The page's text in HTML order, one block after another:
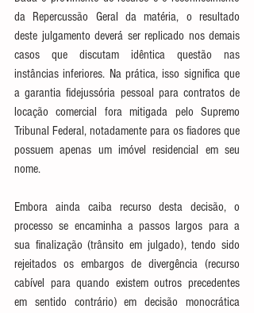
da Repercussão Geral da matéria, o resultado
deste julgamento deverá ser replicado nos demais
casos que discutam idêntica questão nas
instâncias inferiores. Na prática, isso significa que
a garantia fidejussória pessoal para contratos de
locação comercial fora mitigada pelo Supremo
Tribunal Federal, notadamente para os fiadores que
possuem apenas um imóvel residencial em seu
nome.
Embora ainda caiba recurso desta decisão, o
processo se encaminha a passos largos para a
sua finalização (trânsito em julgado), tendo sido
rejeitados os embargos de divergência (recurso
cabível para quando existem outros precedentes
em sentido contrário) em decisão monocrática